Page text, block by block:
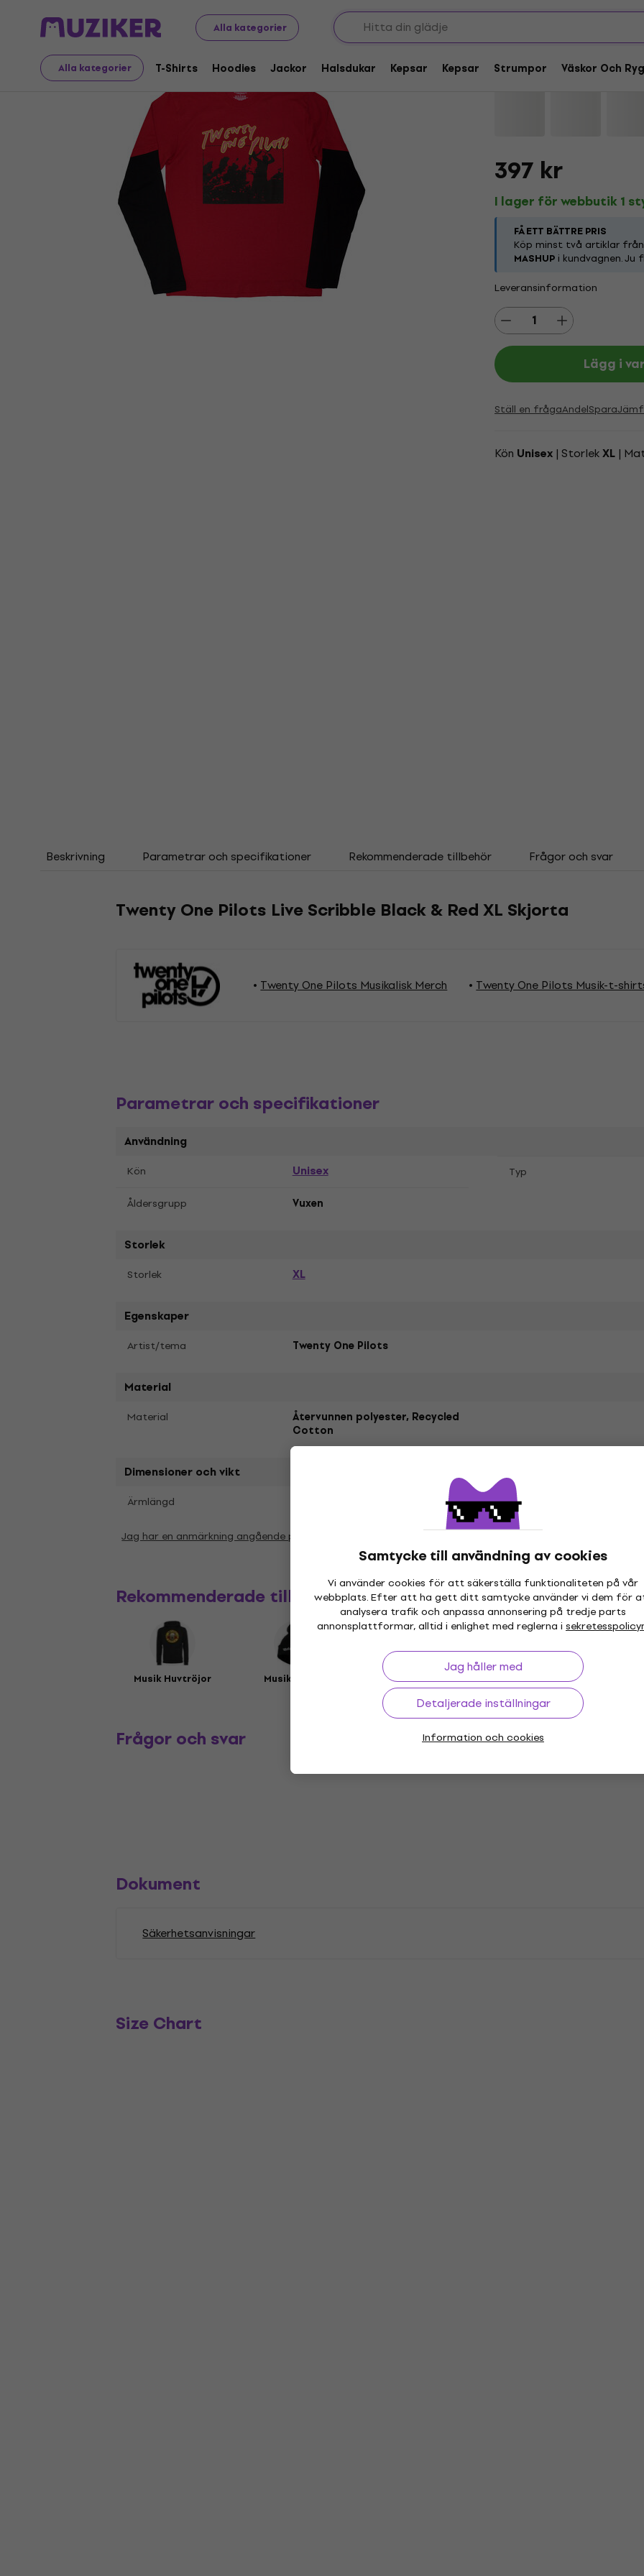
Alla kategorier
Alla kategorier T-Shirts Hoodies Jackor Halsdukar Kepsar Kepsar Strumpor Väskor Och
Samtycke till användning av cookies
Vi använder cookies för att säkerställa funktionaliteten på vår
webbplats. Efter att ha gett ditt samtycke använder vi dem för
analysera trafik och anpassa annonsering på tredje parts
annonsplattformar, alltid i enlighet med reglerna i
Jag håller med
Detaljerade inställningar
Information och cookies
Merch Musikalisk Merch T-Shirts
Twenty One Pilots
Varumärke: Twenty One Pilots
397 kr
I lager för webbutik 1
FÅ ETT BÄTTRE PRIS
Köp minst två artiklar
MASHUP i kundvagnen.
Leveransinformation
Lägg i
Ställ en frågaAndelSpara
Kön Unisex | StorlekXL |
Beskrivning Parametrar och specifikationer Rekommenderade tillbehör Frågor och svar
Twenty One Pilots Live Scribble Black & Red XL Skjorta
Twenty One Pilots Musikalisk Merch Twenty One Pilots Musik-t-
Parametrar och specifikationer
Användning
Kön Unisex
Typ
Åldersgrupp
Vuxen
Storlek
Storlek XL
Egenskaper
Artist/tema Twenty One Pilots
Material
Material
Återvunnen polyester, Recycled
Cotton
Dimensioner och vikt
Ärmlängd
Jag har en anmärkning angående parametrarna
Rekommenderade tillbehör
Musik Huvtröjor Musikmössor Vinyl LP-skivor Musikkepsar
Frågor och svar
Dokument
Säkerhetsanvisningar
Size Chart